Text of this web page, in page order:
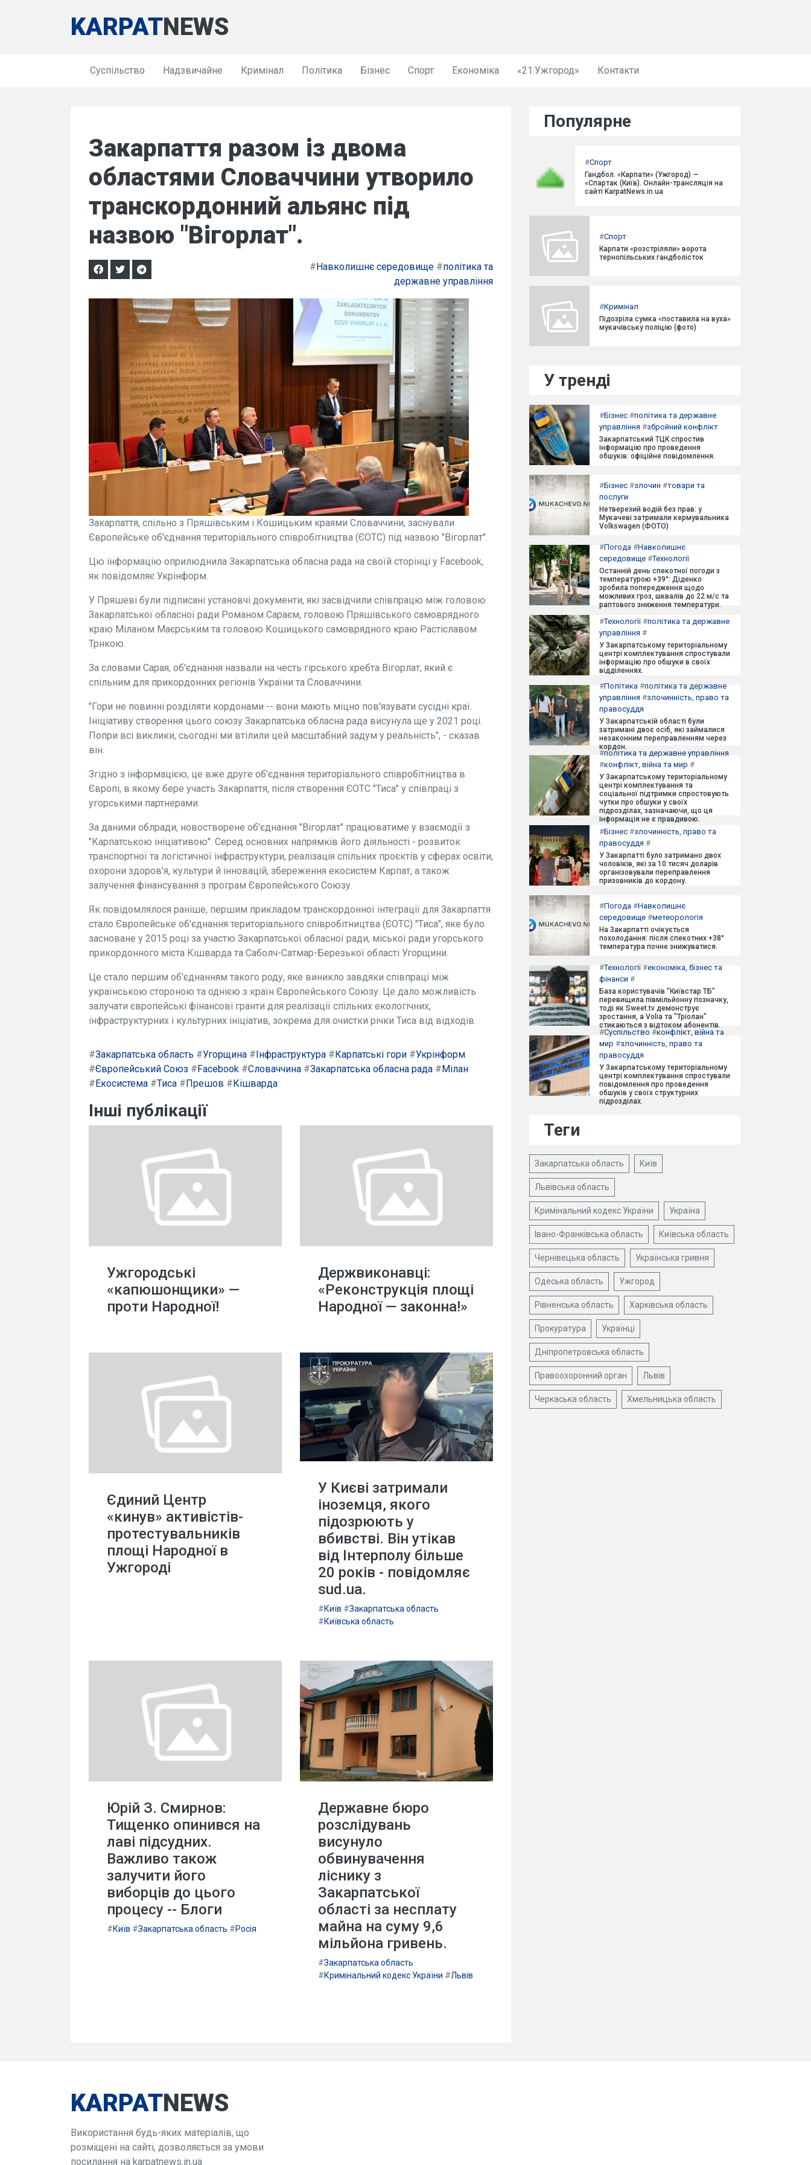
KARPATNEWS
Суспільство Надзвичайне Кримінал Політика Бізнес Спорт Економіка «21:Ужгород» Контакти
Закарпаття разом із двома
областями Словаччини утворило
транскордонний альянс під
назвою "Вігорлат".
#Навколишнє середовище #політика та
державне управління
Закарпаття, спільно з Пряшівським і Кошицьким краями Словаччини, заснували
Європейське об'єднання територіального співробітництва (ЄОТС) під назвою "Вігорлат".
Цю інформацію оприлюднила Закарпатська обласна рада на своїй сторінці у Facebook,
як повідомляє Укрінформ.
У Пряшеві були підписані установчі документи, які засвідчили співпрацю між головою
Закарпатської обласної ради Романом Сараєм, головою Пряшівського самоврядного
краю Міланом Маєрським та головою Кошицького самоврядного краю Растіславом
Трнкою.
За словами Сарая, об'єднання назвали на честь гірського хребта Вігорлат, який є
спільним для прикордонних регіонів України та Словаччини.
"Гори не повинні розділяти кордонами -- вони мають міцно пов'язувати сусідні краї.
Ініціативу створення цього союзу Закарпатська обласна рада висунула ще у 2021 році.
Попри всі виклики, сьогодні ми втілили цей масштабний задум у реальність", - сказав
він.
Згідно з інформацією, це вже друге об'єднання територіального співробітництва в
Європі, в якому бере участь Закарпаття, після створення ЄОТС "Тиса" у співпраці з
угорськими партнерами.
За даними облради, новостворене об'єднання "Вігорлат" працюватиме у взаємодії з
"Карпатською ініціативою". Серед основних напрямків його діяльності - розвиток
транспортної та логістичної інфраструктури, реалізація спільних проєктів у сферах освіти,
охорони здоров'я, культури й інновацій, збереження екосистем Карпат, а також
залучення фінансування з програм Європейського Союзу.
Як повідомлялося раніше, першим прикладом транскордонної інтеграції для Закарпаття
стало Європейське об'єднання територіального співробітництва (ЄОТС) "Тиса", яке було
засноване у 2015 році за участю Закарпатської обласної ради, міської ради угорського
прикордонного міста Кішварда та Саболч-Сатмар-Березької області Угорщини.
Це стало першим об'єднанням такого роду, яке виникло завдяки співпраці між
українською стороною та однією з країн Європейського Союзу. Це дало можливість
залучати європейські фінансові гранти для реалізації спільних екологічних,
інфраструктурних і культурних ініціатив, зокрема для очистки річки Тиса від відходів.
#Закарпатська область #Угорщина #Інфраструктура #Карпатські гори #Укрінформ
#Європейський Союз #Facebook #Словаччина #Закарпатська обласна рада #Мілан
#Екосистема #Тиса #Прешов #Кішварда
Інші публікації
Ужгородські
«капюшонщики» —
проти Народної!
Держвиконавці:
«Реконструкція площі
Народної — законна!»
Єдиний Центр
«кинув» активістів-
протестувальників
площі Народної в
Ужгороді
У Києві затримали
іноземця, якого
підозрюють у
вбивстві. Він утікав
від Інтерполу більше
20 років - повідомляє
sud.ua.
#Київ #Закарпатська область
#Київська область
Юрій З. Смирнов:
Тищенко опинився на
лаві підсудних.
Важливо також
залучити його
виборців до цього
процесу -- Блоги
#Київ #Закарпатська область #Росія
Державне бюро
розслідувань
висунуло
обвинувачення
ліснику з
Закарпатської
області за несплату
майна на суму 9,6
мільйона гривень.
#Закарпатська область
#Кримінальний кодекс України #Львів
Популярне
#Спорт
Гандбол. «Карпати» (Ужгород) —
«Спартак (Київ). Онлайн-трансляція на
сайті KarpatNews.in.ua
#Спорт
Карпати «розстріляли» ворота
тернопільських гандболісток
#Кримінал
Підозріла сумка «поставила на вуха»
мукачівську поліцію (фото)
У тренді
#Бізнес #політика та державне
управління #збройний конфлікт
Закарпатський ТЦК спростив
інформацію про проведення
обшуків: офіційне повідомлення.
#Бізнес #злочин #товари та
послуги
Нетверезий водій без прав: у
Мукачеві затримали кермувальника
Volkswagen (ФОТО)
#Погода #Навколишнє
середовище #Технології
Останній день спекотної погоди з
температурою +39°: Діденко
зробила попередження щодо
можливих гроз, шквалів до 22 м/с та
раптового зниження температури.
#Технології#політика та державне
управління #
У Закарпатському територіальному
центрі комплектування спростували
інформацію про обшуки в своїх
відділеннях.
#Політика #політика та державне
управління #злочинність, право та
правосуддя
У Закарпатській області були
затримані двоє осіб, які займалися
незаконним переправленням через
кордон.
#політика та державне управління
#конфлікт, війна та мир #
У Закарпатському територіальному
центрі комплектування та
соціальної підтримки спростовують
чутки про обшуки у своїх
підрозділах, зазначаючи, що ця
інформація не є правдивою.
#Бізнес #злочинність, право та
правосуддя #
У Закарпатті було затримано двох
чоловіків, які за 10 тисяч доларів
організовували переправлення
призовників до кордону.
#Погода #Навколишнє
середовище #метеорологія
На Закарпатті очікується
похолодання: після спекотних +38°
температура почне знижуватися.
#Технології#економіка, бізнес та
фінанси #
База користувачів "Київстар ТБ"
перевищила півмільйонну позначку,
тоді як Sweet.tv демонструє
зростання, а Volia та "Тріолан"
стикаються з відтоком абонентів.
#Суспільство #конфлікт, війна та
мир #злочинність, право та
правосуддя
У Закарпатському територіальному
центрі комплектування спростували
повідомлення про проведення
обшуків у своїх структурних
підрозділах.
Теги
Закарпатська область Київ
Львівська область
Кримінальний кодекс України Україна
Івано-Франківська область Київська область
Чернівецька область Українська гривня
Одеська область Ужгород
Рівненська область Харківська область
Прокуратура Українці
Дніпропетровська область
Правоохоронний орган Львів
Черкаська область Хмельницька область
KARPATNEWS
Використання будь-яких матеріалів, що
розміщені на сайті, дозволяється за умови
посилання на karpatnews.in.ua